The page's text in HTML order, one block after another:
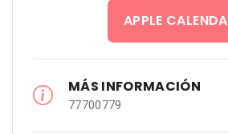
APPLE
MÁS INFORMACIÓN
77700779